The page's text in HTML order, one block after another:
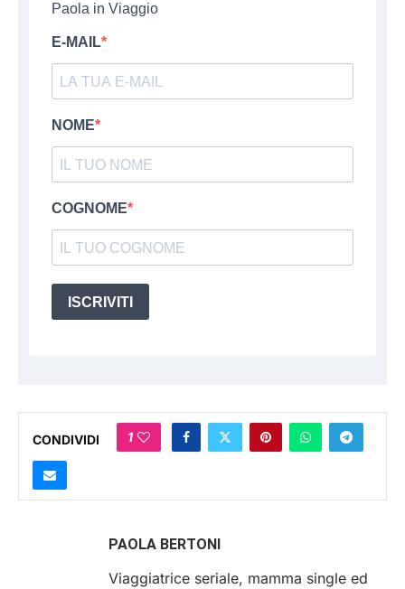
Paola in Viaggio
E-MAIL
NOME
COGNOME
ISCRIVITI
CONDIVIDI 1
PAOLA BERTONI
Viaggiatrice seriale, mamma single ed